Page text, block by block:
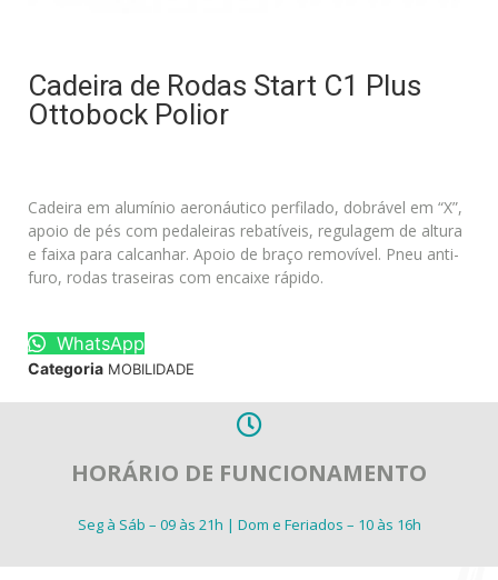
Cadeira de Rodas Start C1 Plus
Ottobock Polior
Cadeira em alumínio aeronáutico perfilado, dobrável em “X”,
apoio de pés com pedaleiras rebatíveis, regulagem de altura
e faixa para calcanhar. Apoio de braço removível. Pneu anti-
furo, rodas traseiras com encaixe rápido.
WhatsApp
Categoria MOBILIDADE
HORÁRIO DE FUNCIONAMENTO
Seg à Sáb – 09 às 21h | Dom e Feriados – 10 às 16h